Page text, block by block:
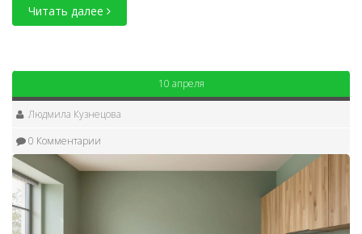
Читать далее
10 апреля
Людмила Кузнецова
0 Комментарии